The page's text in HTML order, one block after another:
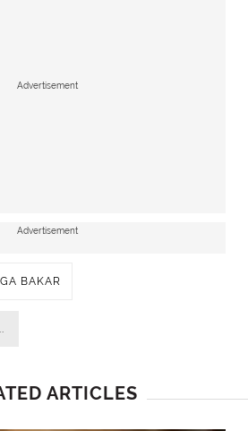
Advertisement
Advertisement
BAKAR
ARTICLES